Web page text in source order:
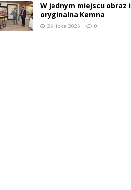
W jednym miejscu obraz i
oryginalna Kemna
26 lipca 2026 0